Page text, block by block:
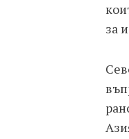
за